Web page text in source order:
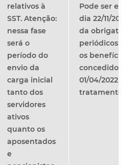
relativos à
SST. Atenção:
nessa fase
será o
período do
envio da
carga inicial
tanto dos
servidores
ativos
quanto os
aposentados
e
Pode ser
dia 22/11/
da
periódicos
os benefícios
concedidos
01/04/2022
tratamento